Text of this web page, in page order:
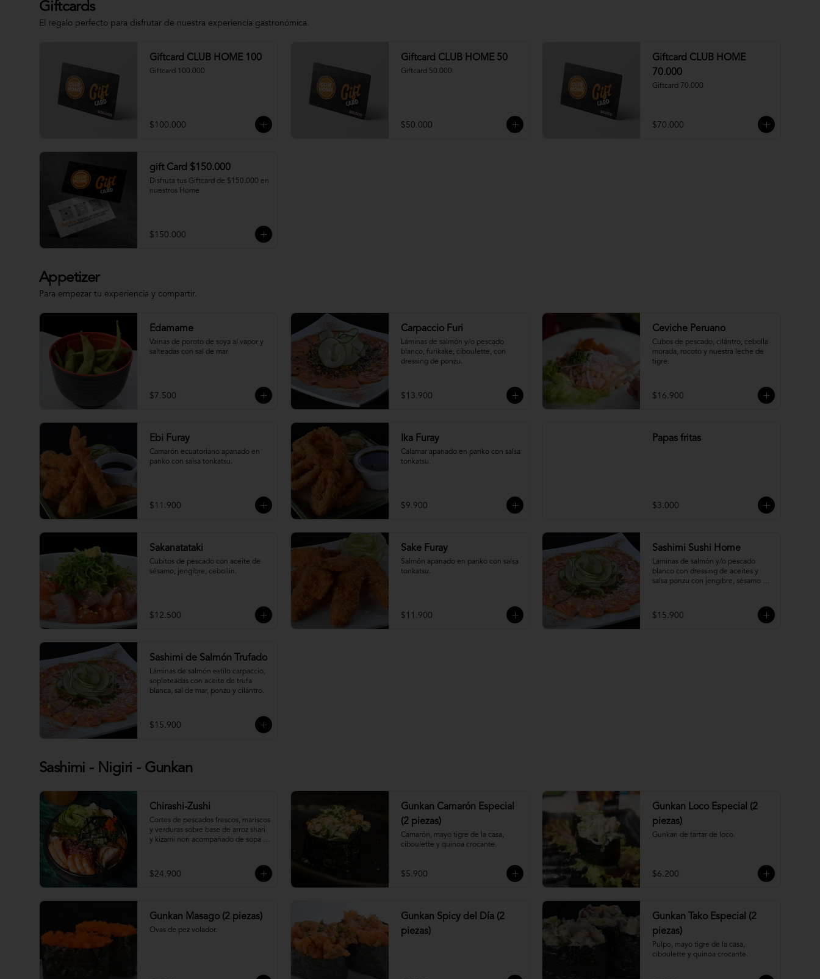
Giftcards
El regalo perfecto para disfrutar de nuestra experiencia gastronómica.
Giftcard CLUB HOME 100
Giftcard 100.000
$100.000
Giftcard CLUB HOME 50
Giftcard 50.000
$50.000
Giftcard CLUB HOME
70.000
Giftcard 70.000
$70.000
gift Card $150.000
Disfruta tus Giftcard de $150.000 en
nuestros Home
$150.000
Appetizer
Para empezar tu experiencia y compartir.
Edamame
Vainas de poroto de soya al vapor y
salteadas con sal de mar
$7.500
Carpaccio Furi
Láminas de salmón y/o pescado
blanco, furikake, ciboulette, con
dressing de ponzu.
$13.900
Ceviche Peruano
Cubos de pescado, cilántro, cebolla
morada, rocoto y nuestra leche de
tigre.
$16.900
Ebi Furay
Camarón ecuatoriano apanado en
panko con salsa tonkatsu.
$11.900
Ika Furay
Calamar apanado en panko con salsa
tonkatsu.
$9.900
Papas fritas
$3.000
Sakanatataki
Cubitos de pescado con aceite de
sésamo, jengibre, cebollín.
$12.500
Sake Furay
Salmón apanado en panko con salsa
tonkatsu.
$11.900
Sashimi Sushi Home
Laminas de salmón y/o pescado
blanco con dressing de aceites y
salsa ponzu con jengibre, sésamo y
$15.900
Sashimi de Salmón Trufado
Láminas de salmón estilo carpaccio,
sopleteadas con aceite de trufa
blanca, sal de mar, ponzu y cilántro.
$15.900
Sashimi - Nigiri - Gunkan
Chirashi-Zushi
Cortes de pescados frescos, mariscos
y verduras sobre base de arroz shari
y kizami nori acompañado de sopa
$24.900
Gunkan Camarón Especial
(2 piezas)
Camarón, mayo tigre de la casa,
ciboulette y quinoa crocante.
$5.900
Gunkan Loco Especial (2
piezas)
Gunkan de tartar de loco.
$6.200
Gunkan Masago (2 piezas)
Ovas de pez volador.
Gunkan Spicy del Día (2
piezas)
Gunkan Tako Especial (2
piezas)
Pulpo, mayo tigre de la casa,
ciboulette y quinoa crocante.